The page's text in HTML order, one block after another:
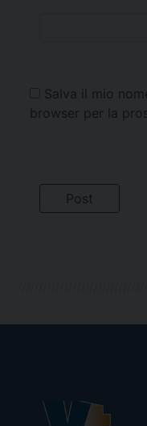
Salva il mio
browser per la